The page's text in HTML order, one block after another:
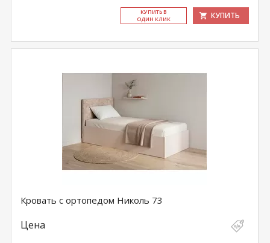
КУ­ПИТЬ В
ОДИН КЛИК
КУПИТЬ
Кровать с ортопедом Николь 73
Цена